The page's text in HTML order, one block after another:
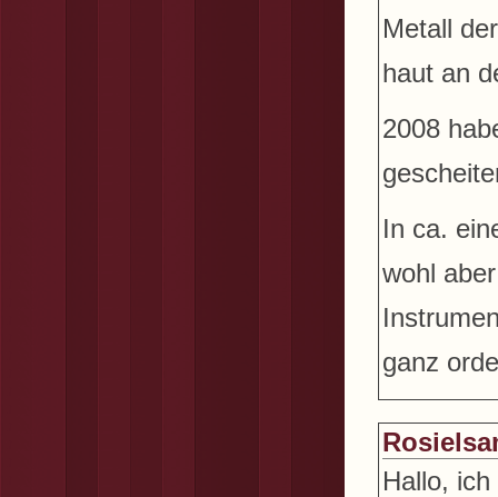
Metall
haut an
2008
In ca.
wohl
ganz
Hallo,